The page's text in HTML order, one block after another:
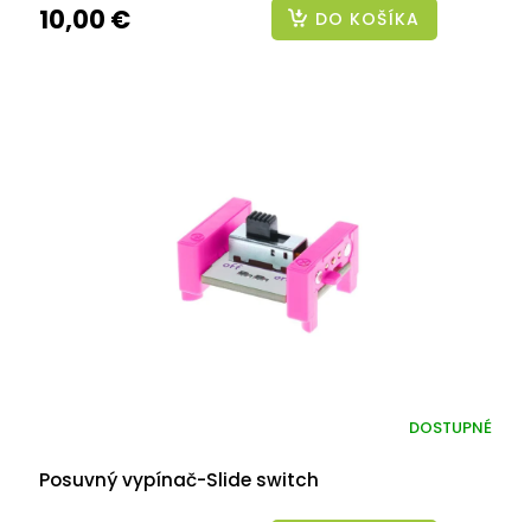
10,00 € DO KOŠÍKA
Posuvný vypínač-Slide switch
DOSTUPNÉ